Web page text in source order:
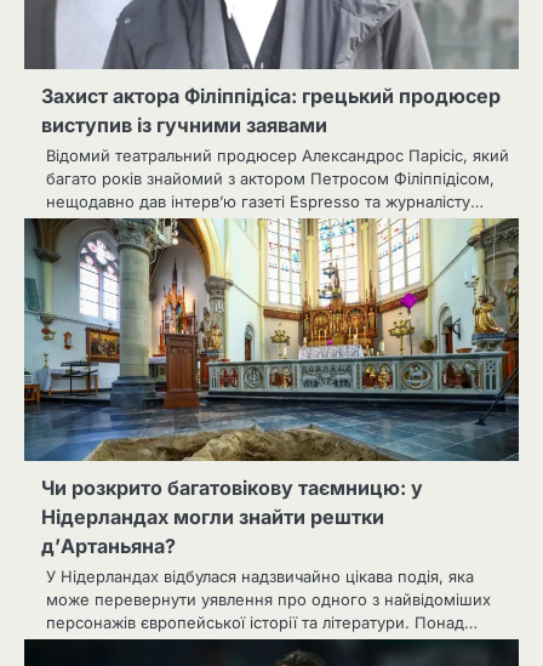
Захист актора Філіппідіса: грецький продюсер
виступив із гучними заявами
Відомий театральний продюсер Александрос Парісіс, який
багато років знайомий з актором Петросом Філіппідісом,
нещодавно дав інтерв’ю газеті Espresso та журналісту…
Чи розкрито багатовікову таємницю: у
Нідерландах могли знайти рештки
д’Артаньяна?
У Нідерландах відбулася надзвичайно цікава подія, яка
може перевернути уявлення про одного з найвідоміших
персонажів європейської історії та літератури. Понад…